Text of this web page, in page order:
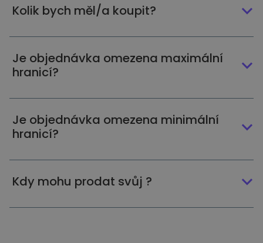
Kolik bych měl/a koupit?
Je objednávka omezena maximální
hranicí?
Je objednávka omezena minimální
hranicí?
Kdy mohu prodat svůj ?